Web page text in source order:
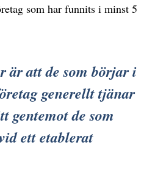
som har funnits i minst 5
är att de som börjar i
generellt tjänar
gentemot de som
ett etablerat